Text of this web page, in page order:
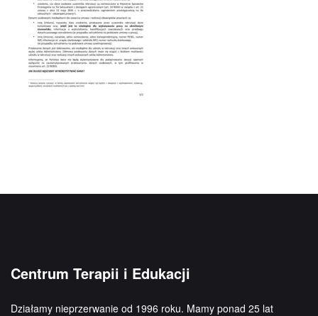
Centrum Terapii i Edukacji
Działamy nieprzerwanie od 1996 roku. Mamy ponad 25 lat